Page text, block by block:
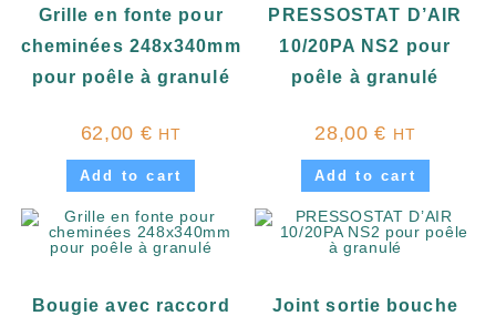
Grille en fonte pour
cheminées 248x340mm
pour poêle à granulé
62,00 € HT
Add to cart
PRESSOSTAT D’AIR
10/20PA NS2 pour
poêle à granulé
28,00€ HT
Add to cart
Bougie avec raccord
Joint sortie bouche